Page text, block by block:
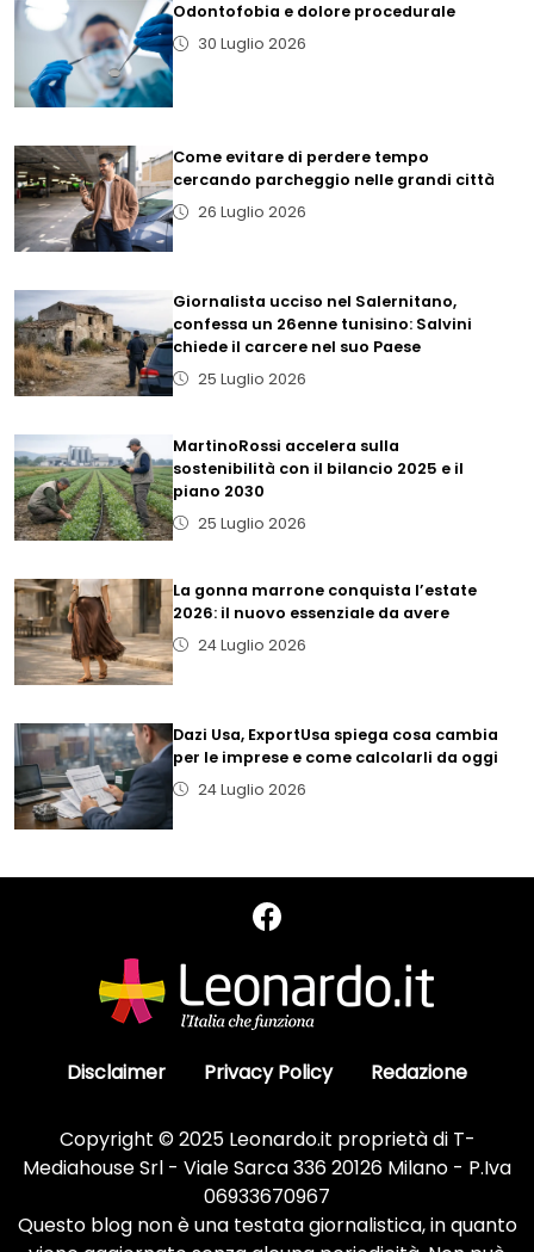
Odontofobia e dolore procedurale
30 Luglio 2026
Come evitare di perdere tempo
cercando parcheggio nelle grandi città
26 Luglio 2026
Giornalista ucciso nel Salernitano,
confessa un 26enne tunisino: Salvini
chiede il carcere nel suo Paese
25 Luglio 2026
MartinoRossi accelera sulla
sostenibilità con il bilancio 2025 e il
piano 2030
25 Luglio 2026
La gonna marrone conquista l’estate
2026: il nuovo essenziale da avere
24 Luglio 2026
Dazi Usa, ExportUsa spiega cosa cambia
per le imprese e come calcolarli da oggi
24 Luglio 2026
Disclaimer Privacy Policy Redazione
Copyright © 2025 Leonardo.it proprietà di T-
Mediahouse Srl - Viale Sarca 336 20126 Milano - P.Iva
06933670967
Questo blog non è una testata giornalistica, in quanto